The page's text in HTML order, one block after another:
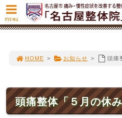
HOME > お知らせ > 頭痛
頭痛整体「５月の休
MENU